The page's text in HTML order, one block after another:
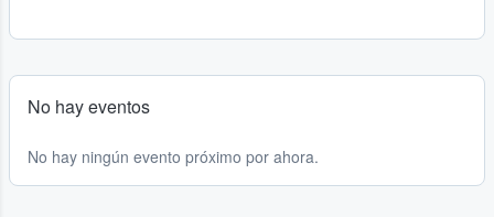
No hay eventos
No hay ningún evento próximo por ahora.